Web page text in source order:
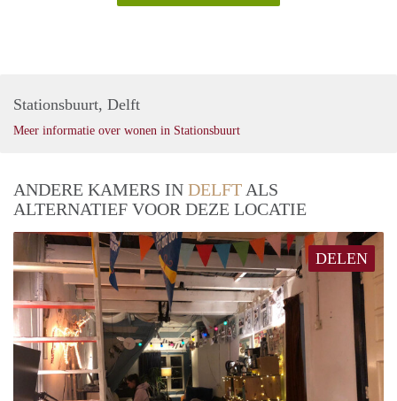
Stationsbuurt, Delft
Meer informatie over wonen in Stationsbuurt
ANDERE KAMERS IN DELFT ALS
ALTERNATIEF VOOR DEZE LOCATIE
DELEN